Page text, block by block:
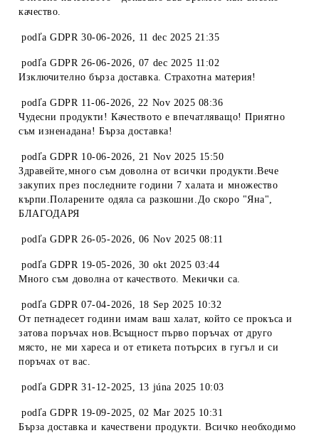
качество.
podľaGDPR 30-06-2026, 11 dec 2025 21:35
podľaGDPR 26-06-2026, 07 dec 2025 11:02
Изключително бърза доставка. Страхотна материя!
podľaGDPR 11-06-2026, 22 Nov 2025 08:36
Чудесни продукти! Качеството е впечатляващо! Приятно
съм изненадана! Бърза доставка!
podľaGDPR 10-06-2026, 21 Nov 2025 15:50
Здравейте,много съм доволна от всички продукти.Вече
закупих през последните години 7 халата и множество
кърпи.Поларените одяла са разкошни.До скоро "Яна",
БЛАГОДАРЯ
podľaGDPR 26-05-2026, 06 Nov 2025 08:11
podľaGDPR 19-05-2026, 30 okt 2025 03:44
Много съм доволна от качеството. Мекички са.
podľaGDPR 07-04-2026, 18 Sep 2025 10:32
От петнадесет години имам ваш халат, който се прокъса и
затова поръчах нов.Всъщност първо поръчах от друго
място, не ми хареса и от етикета потърсих в гугъл и си
поръчах от вас.
podľaGDPR 31-12-2025, 13 júna 2025 10:03
podľaGDPR 19-09-2025, 02 Mar 2025 10:31
Бърза доставка и качествени продукти. Всичко необходимо